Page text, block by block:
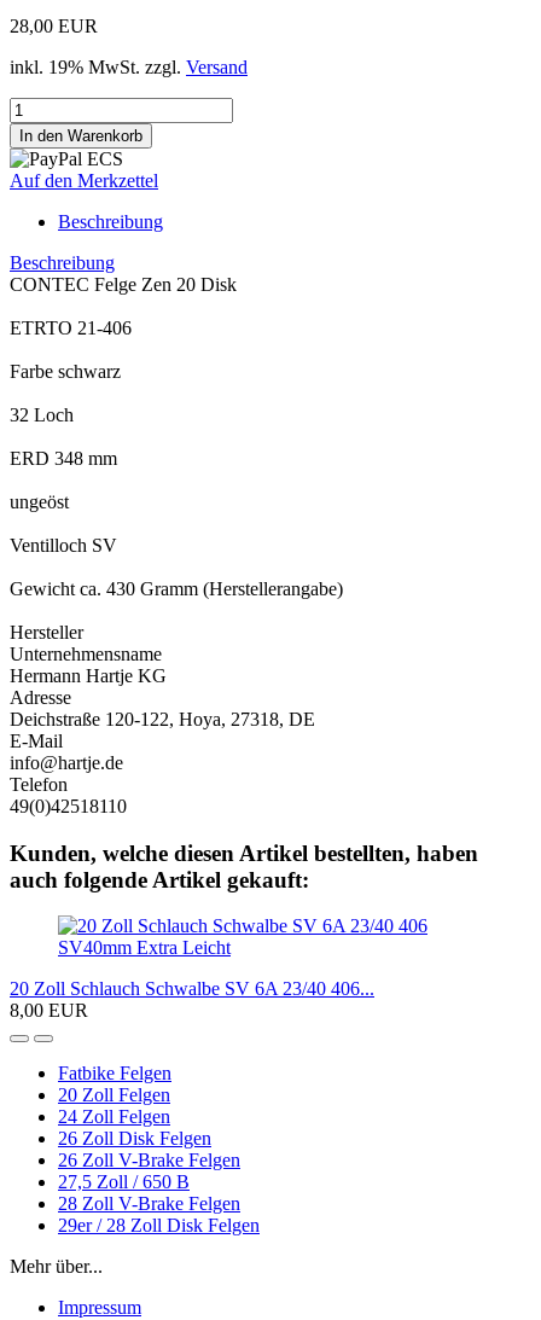
28,00 EUR
inkl. 19% MwSt. zzgl. Versand
Auf den Merkzettel
Beschreibung
Beschreibung
CONTEC Felge Zen 20 Disk
ETRTO 21-406
Farbe schwarz
32 Loch
ERD 348 mm
ungeöst
Ventilloch SV
Gewicht ca. 430 Gramm (Herstellerangabe)
Hersteller
Unternehmensname
Hermann Hartje KG
Adresse
Deichstraße 120-122, Hoya, 27318, DE
E-Mail
info@hartje.de
Telefon
49(0)42518110
Kunden, welche diesen Artikel bestellten, haben
auch folgende Artikel gekauft:
20 Zoll Schlauch Schwalbe SV 6A 23/40 406...
8,00 EUR
Fatbike Felgen
20 Zoll Felgen
24 Zoll Felgen
26 Zoll Disk Felgen
26 Zoll V-Brake Felgen
27,5 Zoll / 650 B
28 Zoll V-Brake Felgen
29er / 28 Zoll Disk Felgen
Mehr über...
Impressum